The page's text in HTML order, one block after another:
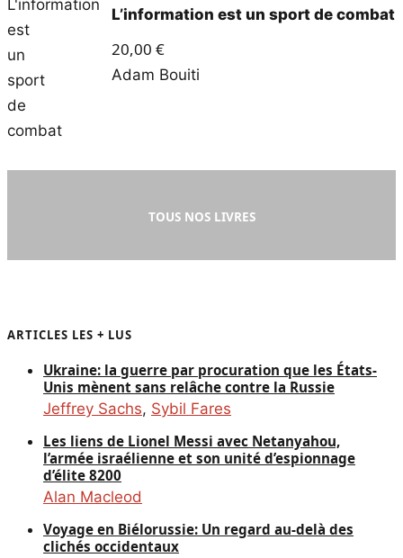
L’information est un sport de combat
20,00 €
Adam Bouiti
TOUS NOS LIVRES
ARTICLES LES + LUS
Ukraine: la guerre par procuration que les États-
Unis mènent sans relâche contre la Russie
Jeffrey Sachs, Sybil Fares
Les liens de Lionel Messi avec Netanyahou,
l’armée israélienne et son unité d’espionnage
d’élite 8200
Alan Macleod
Voyage en Biélorussie: Un regard au-delà des
clichés occidentaux